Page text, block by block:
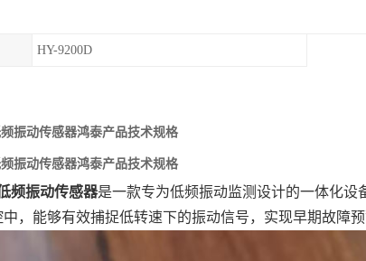
HY-9200D
振动传感器鸿泰产品技术规格
振动传感器鸿泰产品技术规格
频振动传感器是一款专为低频振动监测设计的一体化
，能够有效捕捉低转速下的振动信号，实现早期故障预